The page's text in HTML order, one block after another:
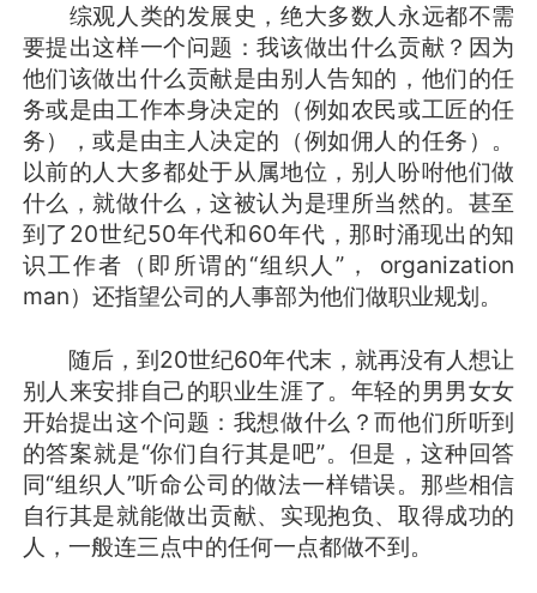
综观人类的发展史，绝大多数人永远都不需
要提出这样一个问题：我该做出什么贡献？因为
他们该做出什么贡献是由别人告知的，他们的任
务或是由工作本身决定的（例如农民或工匠的任
务），或是由主人决定的（例如佣人的任务）。
以前的人大多都处于从属地位，别人吩咐他们做
什么，就做什么，这被认为是理所当然的。甚至
到了20世纪50年代和60年代，那时涌现出的知
识工作者（即所谓的“组织人”， organization
man）还指望公司的人事部为他们做职业规划。
随后，到20世纪60年代末，就再没有人想让
别人来安排自己的职业生涯了。年轻的男男女女
开始提出这个问题：我想做什么？而他们所听到
的答案就是“你们自行其是吧”。但是，这种回答
同“组织人”听命公司的做法一样错误。那些相信
自行其是就能做出贡献、实现抱负、取得成功的
人，一般连三点中的任何一点都做不到。